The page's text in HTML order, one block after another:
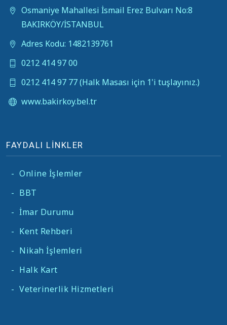
Osmaniye Mahallesi İsmail Erez Bulvarı No:8
BAKIRKÖY/İSTANBUL
Adres Kodu: 1482139761
0212 414 97 00
0212 414 97 77 (Halk Masası için 1'i tuşlayınız.)
www.bakirkoy.bel.tr
FAYDALI LİNKLER
- Online İşlemler
- BBT
- İmar Durumu
- Kent Rehberi
- Nikah İşlemleri
- Halk Kart
- Veterinerlik Hizmetleri